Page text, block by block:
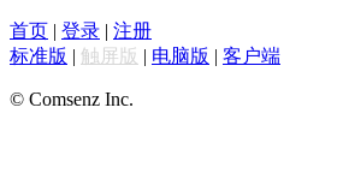
首页 | 登录 | 注册
标准版 | 触屏版 | 电脑版 | 客户端
© Comsenz Inc.